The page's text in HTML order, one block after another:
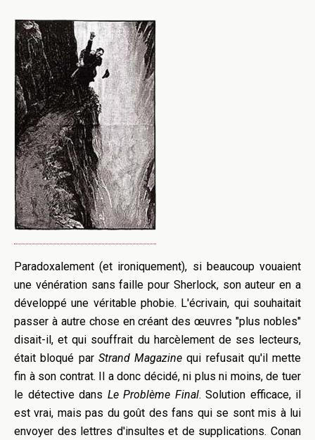
Paradoxalement (et ironiquement), si beaucoup vouaient
une vénération sans faille pour Sherlock, son auteur en a
développé une véritable phobie. L'écrivain, qui souhaitait
passer à autre chose en créant des œuvres "plus nobles"
disait-il, et qui souffrait du harcèlement de ses lecteurs,
était bloqué par Strand Magazine qui refusait qu'il mette
fin à son contrat. Il a donc décidé, ni plus ni moins, de tuer
le détective dans Le Problème Final. Solution efficace, il
est vrai, mais pas du goût des fans qui se sont mis à lui
envoyer des lettres d'insultes et de supplications. Conan